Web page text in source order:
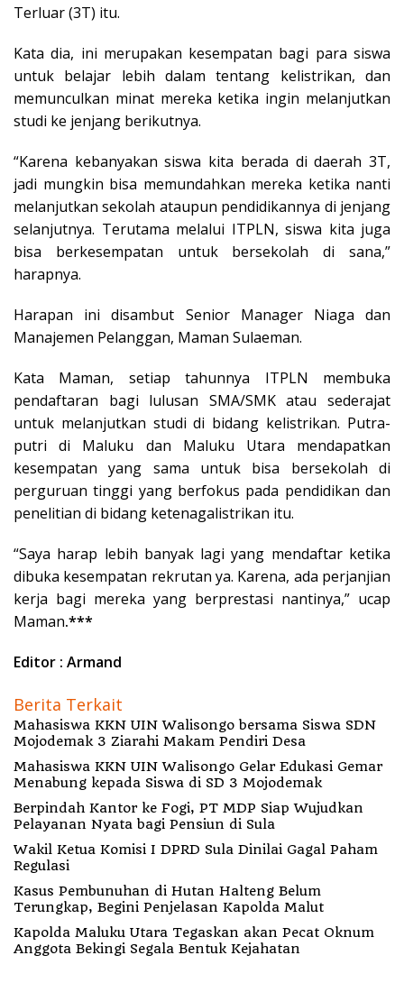
Terluar (3T) itu.
Kata dia, ini merupakan kesempatan bagi para siswa
untuk belajar lebih dalam tentang kelistrikan, dan
memunculkan minat mereka ketika ingin melanjutkan
studi ke jenjang berikutnya.
“Karena kebanyakan siswa kita berada di daerah 3T,
jadi mungkin bisa memundahkan mereka ketika nanti
melanjutkan sekolah ataupun pendidikannya di jenjang
selanjutnya. Terutama melalui ITPLN, siswa kita juga
bisa berkesempatan untuk bersekolah di sana,”
harapnya.
Harapan ini disambut Senior Manager Niaga dan
Manajemen Pelanggan, Maman Sulaeman.
Kata Maman, setiap tahunnya ITPLN membuka
pendaftaran bagi lulusan SMA/SMK atau sederajat
untuk melanjutkan studi di bidang kelistrikan. Putra-
putri di Maluku dan Maluku Utara mendapatkan
kesempatan yang sama untuk bisa bersekolah di
perguruan tinggi yang berfokus pada pendidikan dan
penelitian di bidang ketenagalistrikan itu.
“Saya harap lebih banyak lagi yang mendaftar ketika
dibuka kesempatan rekrutan ya. Karena, ada perjanjian
kerja bagi mereka yang berprestasi nantinya,” ucap
Maman.***
Editor : Armand
Berita Terkait
Mahasiswa KKN UIN Walisongo bersama Siswa SDN
Mojodemak 3 Ziarahi Makam Pendiri Desa
Mahasiswa KKN UIN Walisongo Gelar Edukasi Gemar
Menabung kepada Siswa di SD 3 Mojodemak
Berpindah Kantor ke Fogi, PT MDP Siap Wujudkan
Pelayanan Nyata bagi Pensiun di Sula
Wakil Ketua Komisi I DPRD Sula Dinilai Gagal Paham
Regulasi
Kasus Pembunuhan di Hutan Halteng Belum
Terungkap, Begini Penjelasan Kapolda Malut
Kapolda Maluku Utara Tegaskan akan Pecat Oknum
Anggota Bekingi Segala Bentuk Kejahatan